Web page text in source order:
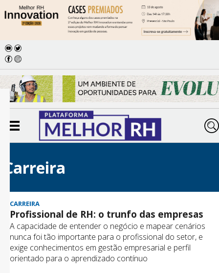
Carreira
CARREIRA
Profissional de RH: o trunfo das empresas
A capacidade de entender o negócio e mapear cenários
nunca foi tão importante para o profissional do setor, e
exige conhecimentos em gestão empresarial e perfil
orientado para o aprendizado contínuo